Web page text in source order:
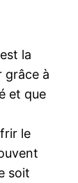
la
grâce à
et que
le
soit